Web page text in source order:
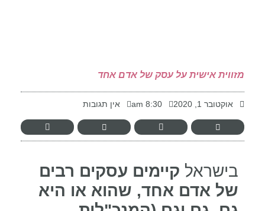
מזווית אישית על עסק של אדם אחד
אוקטובר 1, 2020 8:30 am אין תגובות
בישראל קיימים עסקים רבים
של אדם אחד, שהוא או היא